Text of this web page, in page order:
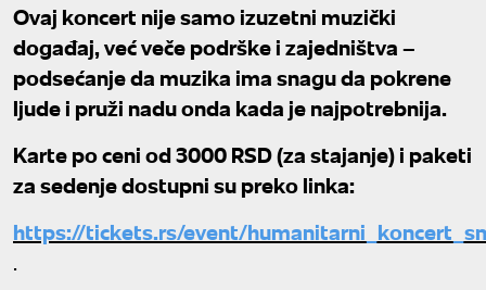
Ovaj koncert nije samo izuzetni muzički
događaj, već veče podrške i zajedništva –
podsećanje da muzika ima snagu da pokrene
ljude i pruži nadu onda kada je najpotrebnija.
Karte po ceni od 3000 RSD (za stajanje) i paketi
za sedenje dostupni su preko linka:
https://tickets.rs/event/
.